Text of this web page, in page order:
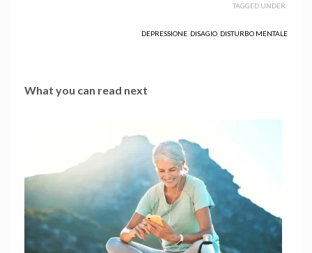
TAGGED UNDER:
DEPRESSIONE DISAGIO DISTURBO MENTALE
What you can read next